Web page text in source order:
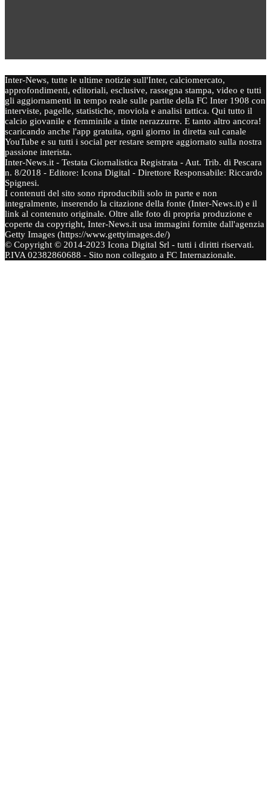
Inter-News, tutte le ultime notizie sull'Inter, calciomercato,
approfondimenti, editoriali, esclusive, rassegna stampa, video e tutti
gli aggiornamenti in tempo reale sulle partite della FC Inter 1908 con
interviste, pagelle, statistiche, moviola e analisi tattica. Qui tutto il
calcio giovanile e femminile a tinte nerazzurre. E tanto altro ancora!
scaricando anche l'app gratuita, ogni giorno in diretta sul canale
YouTube e su tutti i social per restare sempre aggiornato sulla nostra
passione interista.
Inter-News.it - Testata Giornalistica Registrata - Aut. Trib. di Pescara
n. 8/2018 - Editore: Icona Digital - Direttore Responsabile: Riccardo
Spignesi.
I contenuti del sito sono riproducibili solo in parte e non
integralmente, inserendo la citazione della fonte (Inter-News.it) e il
link al contenuto originale. Oltre alle foto di propria produzione e
coperte da copyright, Inter-News.it usa immagini fornite dall'agenzia
Getty Images (https://www.gettyimages.de/)
© Copyright © 2014-2023 Icona Digital Srl - tutti i diritti riservati.
P.IVA 02382860688 - Sito non collegato a FC Internazionale.